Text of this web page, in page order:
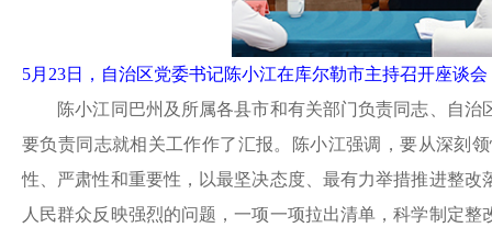
5月23日，自治区党委书记陈小江在库尔勒市主持召开座谈
陈小江同巴州及所属各县市和有关部门负责同志、自治
要负责同志就相关工作作了汇报。陈小江强调，要从深刻
性、严肃性和重要性，以最坚决态度、最有力举措推进整
人民群众反映强烈的问题，一项一项拉出清单，科学制定